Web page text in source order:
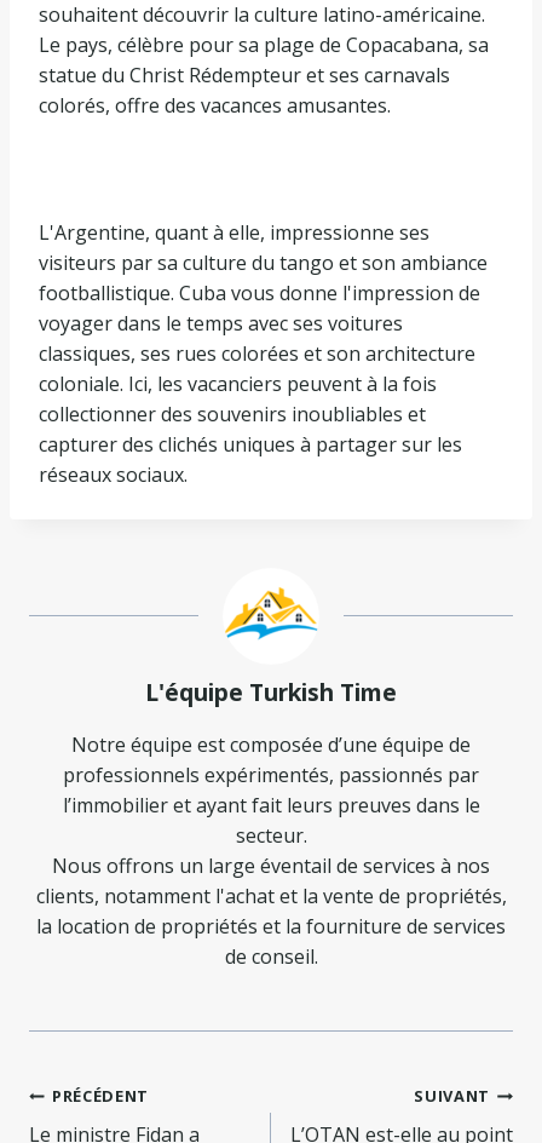
souhaitent découvrir la culture latino-américaine.
Le pays, célèbre pour sa plage de Copacabana, sa
statue du Christ Rédempteur et ses carnavals
colorés, offre des vacances amusantes.
L'Argentine, quant à elle, impressionne ses
visiteurs par sa culture du tango et son ambiance
footballistique. Cuba vous donne l'impression de
voyager dans le temps avec ses voitures
classiques, ses rues colorées et son architecture
coloniale. Ici, les vacanciers peuvent à la fois
collectionner des souvenirs inoubliables et
capturer des clichés uniques à partager sur les
réseaux sociaux.
L'équipe Turkish Time
Notre équipe est composée d’une équipe de
professionnels expérimentés, passionnés par
l’immobilier et ayant fait leurs preuves dans le
secteur.
Nous offrons un large éventail de services à nos
clients, notamment l'achat et la vente de propriétés,
la location de propriétés et la fourniture de services
de conseil.
Navigation
PRÉCÉDENT
Le ministre Fidan a
SUIVANT
L’OTAN est-elle au point